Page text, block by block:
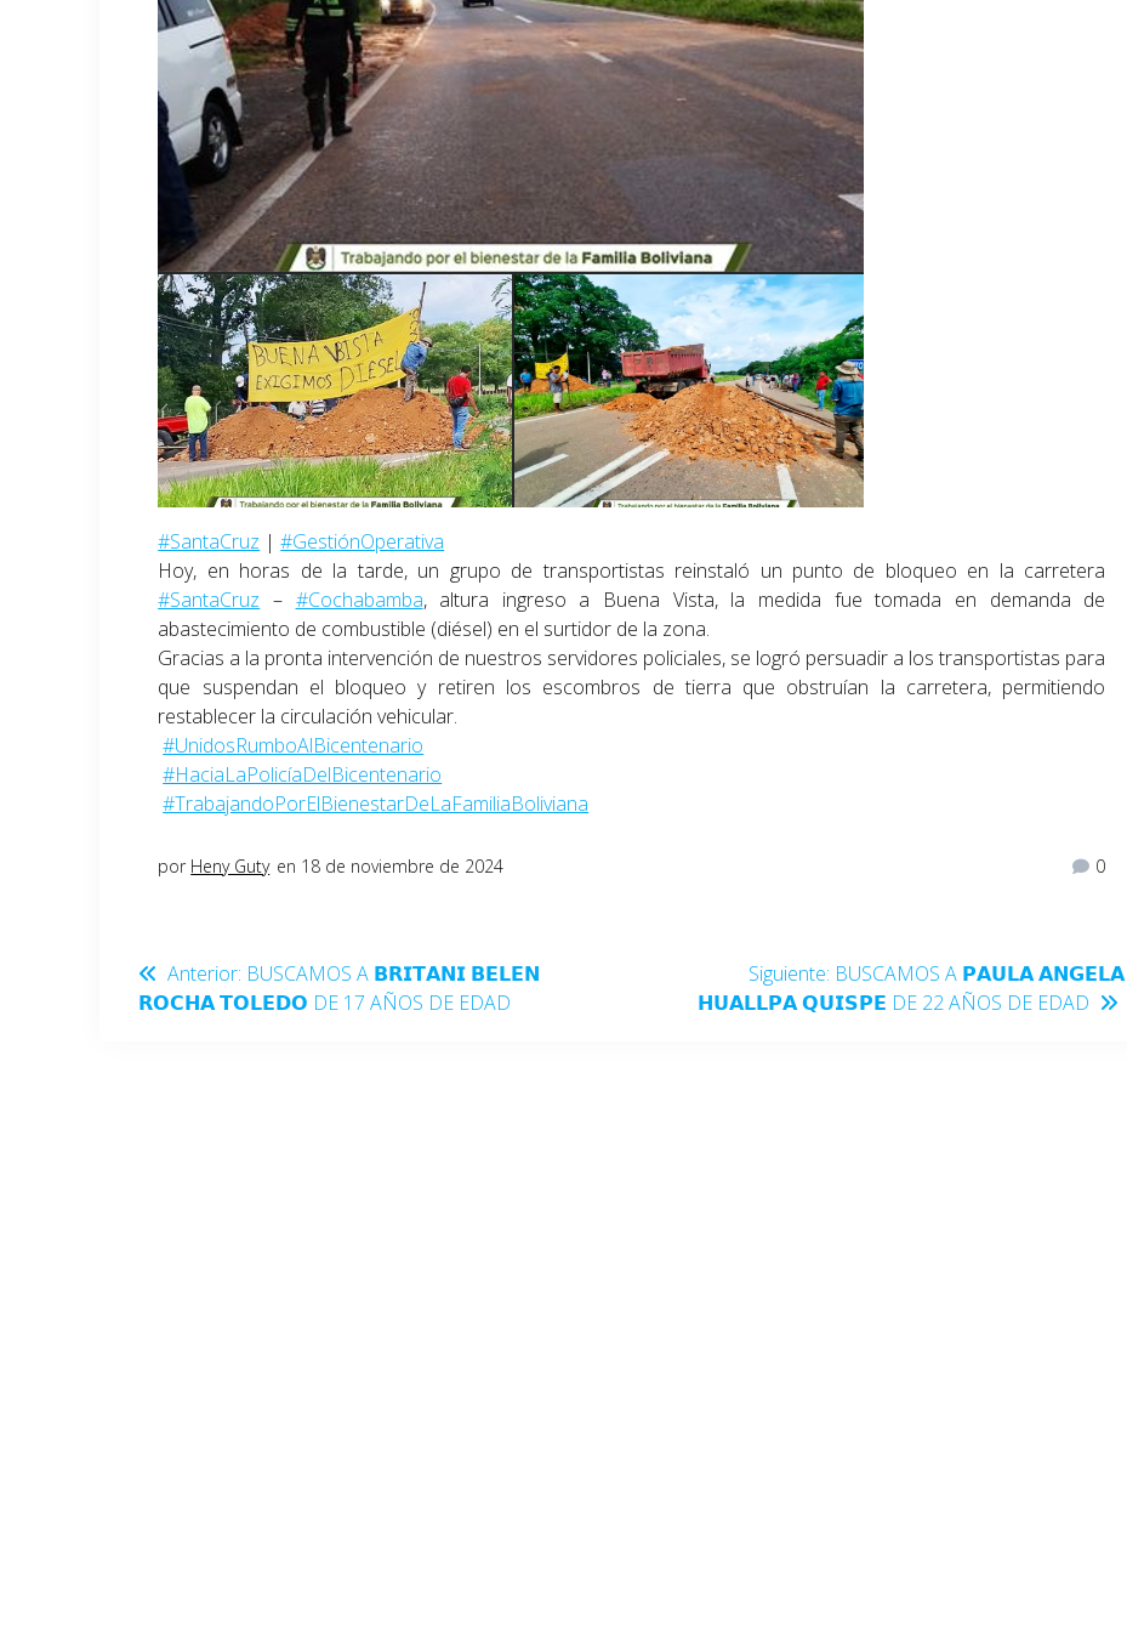
#SantaCruz |#GestiónOperativa
Hoy, en horas de la tarde, un grupo de transportistas reinstaló un punto de bloqueo en la carretera
#SantaCruz – #Cochabamba, altura ingreso a Buena Vista, la medida fue tomada en demanda de
abastecimiento de combustible (diésel) en el surtidor de la zona.
Gracias a la pronta intervención de nuestros servidores policiales, se logró persuadir a los transportistas para
que suspendan el bloqueo y retiren los escombros de tierra que obstruían la carretera, permitiendo
restablecer la circulación vehicular.
#UnidosRumboAlBicentenario
#HaciaLaPolicíaDelBicentenario
#TrabajandoPorElBienestarDeLaFamiliaBoliviana
por Heny Guty en 18 de noviembre de 2024 0
Anterior: BUSCAMOS A 𝗕𝗥𝗜𝗧𝗔𝗡𝗜 𝗕𝗘𝗟𝗘𝗡
𝗥𝗢𝗖𝗛𝗔 𝗧𝗢𝗟𝗘𝗗𝗢 DE 17 AÑOS DE EDAD
Siguiente: BUSCAMOS A 𝗣𝗔𝗨𝗟𝗔 𝗔𝗡𝗚𝗘𝗟𝗔
𝗛𝗨𝗔𝗟𝗟𝗣𝗔 𝗤𝗨𝗜𝗦𝗣𝗘 DE 22 AÑOS DE EDAD